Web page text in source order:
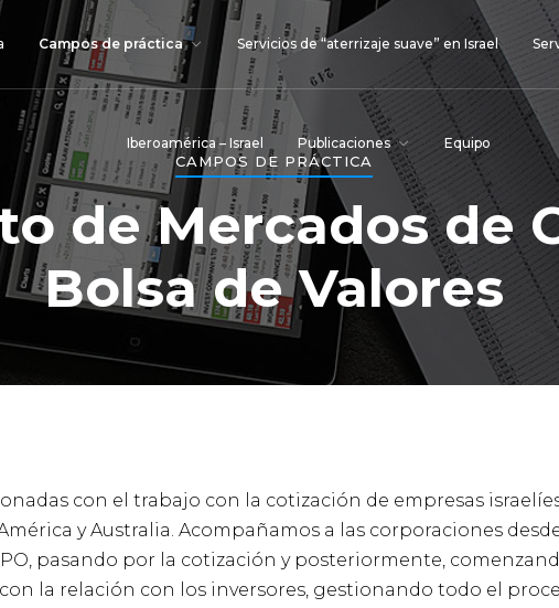
Campos de práctica Servicios de “aterrizaje suave” en Israel
Iberoamérica – Israel Publicaciones Equipo
CAMPOS DE PRÁCTICA
de Mercados de
Bolsa de Valores
con el trabajo con la cotización de empresas
y Australia. Acompañamos a las corporaciones
pasando por la cotización y posteriormente,
la relación con los inversores, gestionando todo el